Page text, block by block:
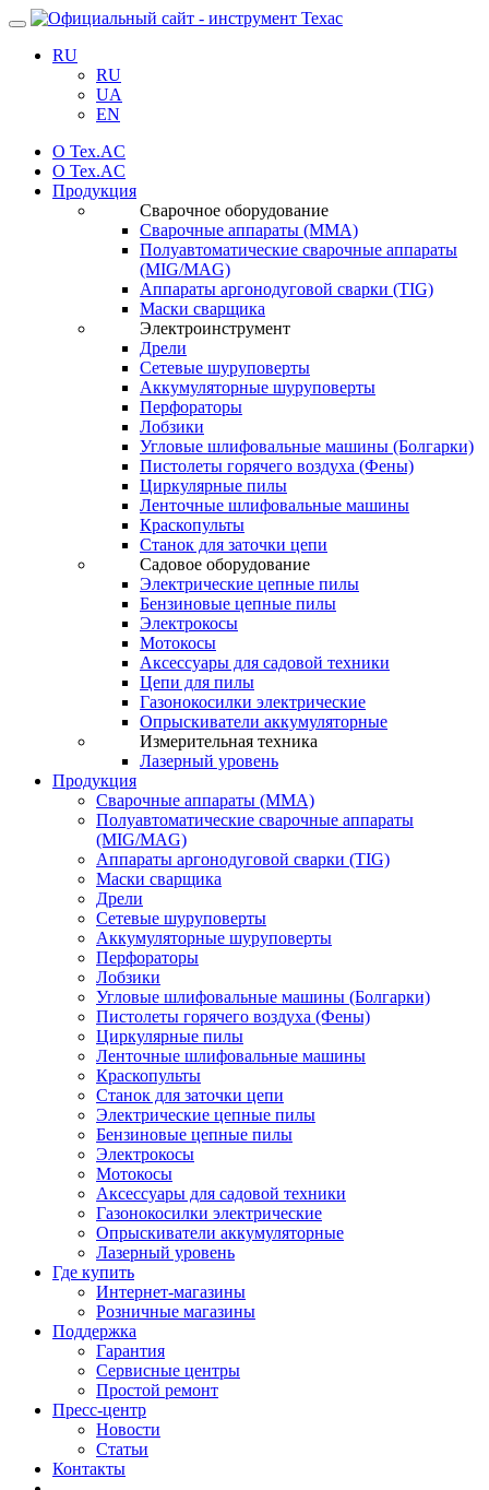
Навигация
RU
RU
UA
EN
О Tex.AC
О Tex.AC
Продукция
Сварочное оборудование
Сварочные аппараты (ММА)
Полуавтоматические сварочные аппараты
(MIG/MAG)
Аппараты аргонодуговой сварки (TIG)
Маски сварщика
Электроинструмент
Дрели
Сетевые шуруповерты
Аккумуляторные шуруповерты
Перфораторы
Лобзики
Угловые шлифовальные машины (Болгарки)
Пистолеты горячего воздуха (Фены)
Циркулярные пилы
Ленточные шлифовальные машины
Краскопульты
Станок для заточки цепи
Садовое оборудование
Электрические цепные пилы
Бензиновые цепные пилы
Электрокосы
Мотокосы
Аксессуары для садовой техники
Цепи для пилы
Газонокосилки электрические
Опрыскиватели аккумуляторные
Измерительная техника
Лазерный уровень
Продукция
Сварочные аппараты (ММА)
Полуавтоматические сварочные аппараты
(MIG/MAG)
Аппараты аргонодуговой сварки (TIG)
Маски сварщика
Дрели
Сетевые шуруповерты
Аккумуляторные шуруповерты
Перфораторы
Лобзики
Угловые шлифовальные машины (Болгарки)
Пистолеты горячего воздуха (Фены)
Циркулярные пилы
Ленточные шлифовальные машины
Краскопульты
Станок для заточки цепи
Электрические цепные пилы
Бензиновые цепные пилы
Электрокосы
Мотокосы
Аксессуары для садовой техники
Газонокосилки электрические
Опрыскиватели аккумуляторные
Лазерный уровень
Где купить
Интернет-магазины
Розничные магазины
Поддержка
Гарантия
Сервисные центры
Простой ремонт
Пресс-центр
Новости
Статьи
Контакты